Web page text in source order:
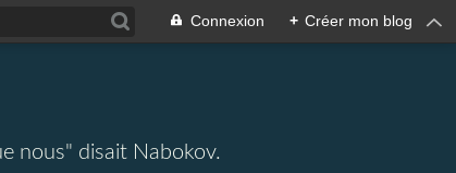
Connexion + Créer mon blog
nous" disait Nabokov.